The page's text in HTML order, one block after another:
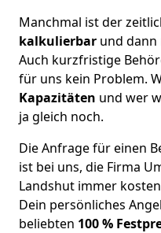
Manchmal ist der
kalkulierbar und dann
Auch kurzfristige
für uns kein Problem.
Kapazitäten und wer
ja gleich noch.
Die Anfrage für einen
ist bei uns, die Firma
Landshut immer
Dein persönliches
beliebten 100 %